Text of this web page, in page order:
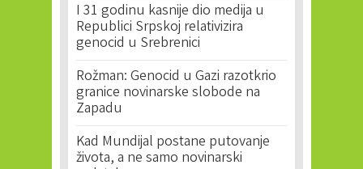
I 31 godinu kasnije dio medija u
Republici Srpskoj relativizira
genocid u Srebrenici
Rožman: Genocid u Gazi razotkrio
granice novinarske slobode na
Zapadu
Kad Mundijal postane putovanje
života, a ne samo novinarski